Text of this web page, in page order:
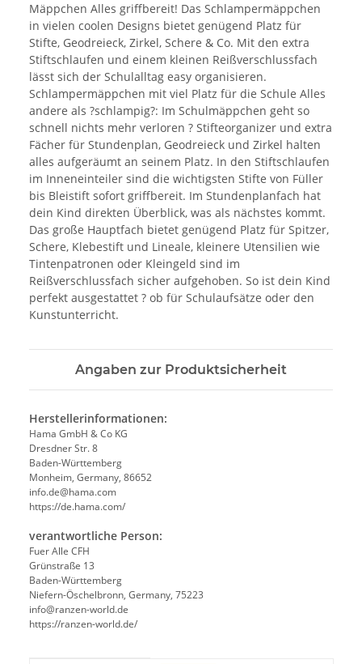
Mäppchen Alles griffbereit! Das Schlampermäppchen
in vielen coolen Designs bietet genügend Platz für
Stifte, Geodreieck, Zirkel, Schere & Co. Mit den extra
Stiftschlaufen und einem kleinen Reißverschlussfach
lässt sich der Schulalltag easy organisieren.
Schlampermäppchen mit viel Platz für die Schule Alles
andere als ?schlampig?: Im Schulmäppchen geht so
schnell nichts mehr verloren ? Stifteorganizer und extra
Fächer für Stundenplan, Geodreieck und Zirkel halten
alles aufgeräumt an seinem Platz. In den Stiftschlaufen
im Inneneinteiler sind die wichtigsten Stifte von Füller
bis Bleistift sofort griffbereit. Im Stundenplanfach hat
dein Kind direkten Überblick, was als nächstes kommt.
Das große Hauptfach bietet genügend Platz für Spitzer,
Schere, Klebestift und Lineale, kleinere Utensilien wie
Tintenpatronen oder Kleingeld sind im
Reißverschlussfach sicher aufgehoben. So ist dein Kind
perfekt ausgestattet ? ob für Schulaufsätze oder den
Kunstunterricht.
Angaben zur Produktsicherheit
Herstellerinformationen:
Hama GmbH & Co KG
Dresdner Str. 8
Baden-Württemberg
Monheim, Germany, 86652
info.de@hama.com
https://de.hama.com/
verantwortliche Person:
Fuer Alle CFH
Grünstraße 13
Baden-Württemberg
Niefern-Öschelbronn, Germany, 75223
info@ranzen-world.de
https://ranzen-world.de/